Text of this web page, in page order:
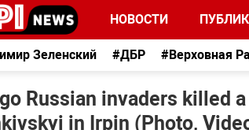
НОВОСТИ
Зеленский #ДБР #Верховная
Russian invaders killed
in Irpin (Photo,